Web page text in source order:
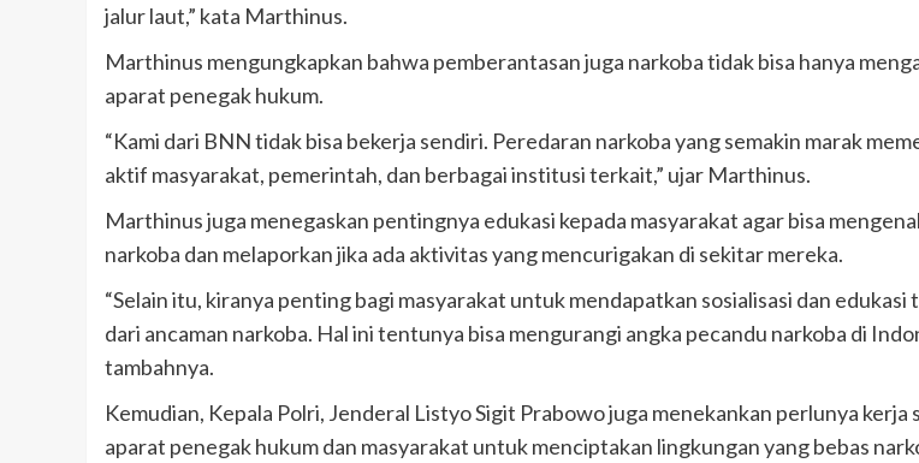
jalur laut,” kata Marthinus.
Marthinus mengungkapkan bahwa pemberantasan juga narkoba tidak bisa hanya
aparat penegak hukum.
“Kami dari BNN tidak bisa bekerja sendiri. Peredaran narkoba yang semakin marak
aktif masyarakat, pemerintah, dan berbagai institusi terkait,” ujar Marthinus.
Marthinus juga menegaskan pentingnya edukasi kepada masyarakat agar bisa
narkoba dan melaporkan jika ada aktivitas yang mencurigakan di sekitar mereka.
“Selain itu, kiranya penting bagi masyarakat untuk mendapatkan sosialisasi dan edukasi
dari ancaman narkoba. Hal ini tentunya bisa mengurangi angka pecandu narkoba di
tambahnya.
Kemudian, Kepala Polri, Jenderal Listyo Sigit Prabowo juga menekankan perlunya kerja
aparat penegak hukum dan masyarakat untuk menciptakan lingkungan yang bebas